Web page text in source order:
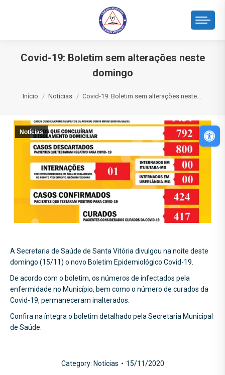
Covid-19: Boletim sem alterações neste
domingo
Início Notícias Covid-19: Boletim sem alterações neste…
Notícias
A Secretaria de Saúde de Santa Vitória divulgou na noite deste
domingo (15/11) o novo Boletim Epidemiológico Covid-19.
De acordo com o boletim, os números de infectados pela
enfermidade no Município, bem como o número de curados da
Covid-19, permaneceram inalterados.
Confira na íntegra o boletim detalhado pela Secretaria Municipal
de Saúde.
Category: Notícias 15/11/2020